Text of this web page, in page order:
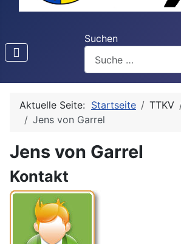
Suchen
Aktuelle Seite: Startseite TTKV
Jens von Garrel
Jens von Garrel
Kontakt